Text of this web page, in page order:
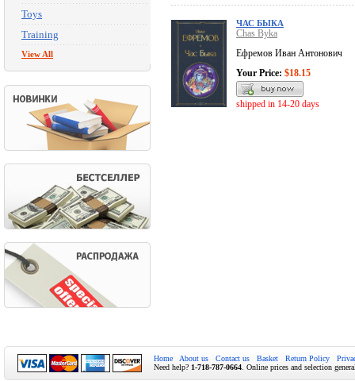
Toys
Training
View All
ЧАС БЫКА
Chas Byka
Ефремов Иван Антонович
Your Price: $18.15
shipped in 14-20 days
Home About us Contact us Basket Return Policy
Need help? 1-718-787-0664 . Online prices and selection